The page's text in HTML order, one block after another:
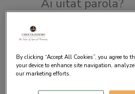
Ai uitat parola?
By clicking “Accept All Cookies”, you agree to
your device to enhance site navigation,
our marketing efforts.